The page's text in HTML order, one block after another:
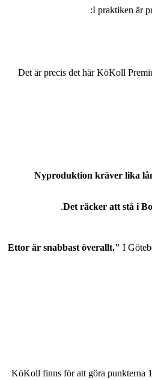
I praktiken är
Det är precis det här KöKoll
I
KöKoll finns för att göra punkterna